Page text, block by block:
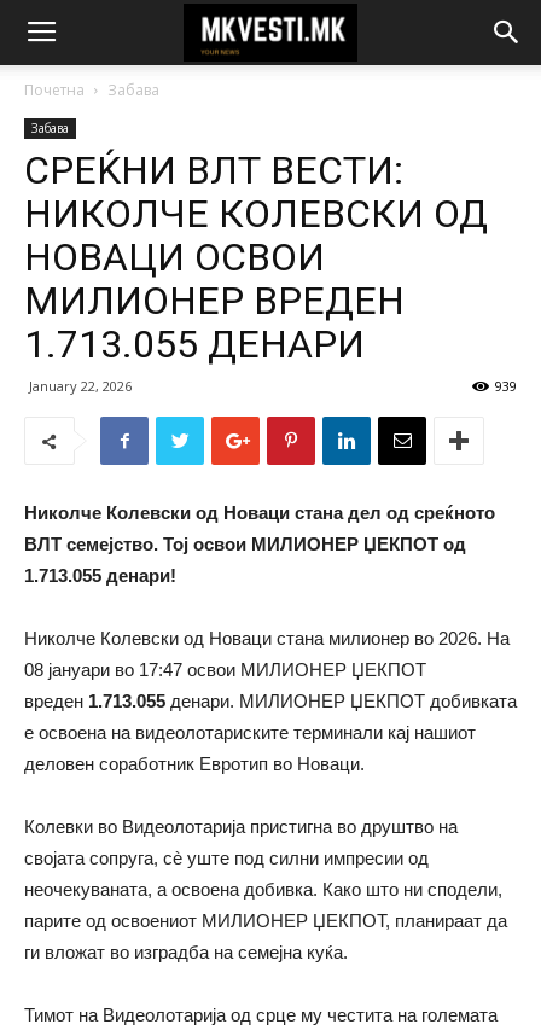
Почетна Забава
Забава
СРЕЌНИ ВЛТ ВЕСТИ:
НИКОЛЧЕ КОЛЕВСКИ ОД
НОВАЦИ ОСВОИ
МИЛИОНЕР ВРЕДЕН
1.713.055 ДЕНАРИ
January 22, 2026 939
Николче Колевски од Новаци стана дел од среќното
ВЛТ семејство. Тој освои МИЛИОНЕР ЏЕКПОТ од
1.713.055 денари!
Николче Колевски од Новаци стана милионер во 2026. На
08 јануари во 17:47 освои МИЛИОНЕР ЏЕКПОТ
вреден 1.713.055 денари. МИЛИОНЕР ЏЕКПОТ добивката
е освоена на видеолотариските терминали кај нашиот
деловен соработник Евротип во Новаци.
Колевки во Видеолотарија пристигна во друштво на
својата сопруга, сè уште под силни импресии од
неочекуваната, а освоена добивка. Како што ни сподели,
парите од освоениот МИЛИОНЕР ЏЕКПОТ, планираат да
ги вложат во изградба на семејна куќа.
Тимот на Видеолотарија од срце му честита на големата